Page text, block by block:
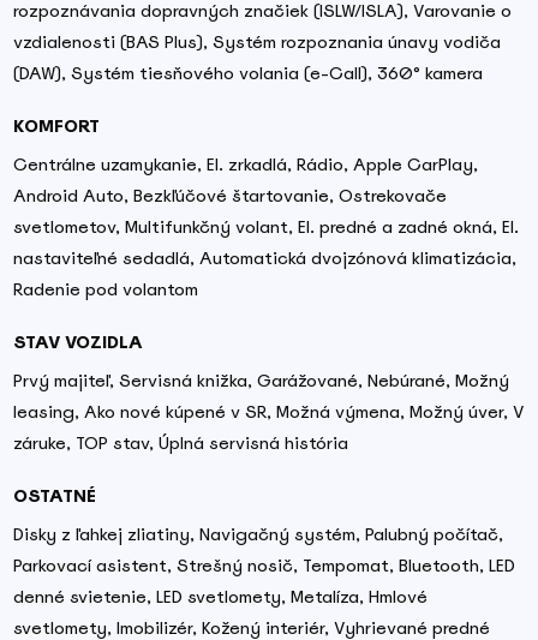
rozpoznávania dopravných značiek (ISLW/ISLA), Varovanie o
vzdialenosti (BAS Plus), Systém rozpoznania únavy vodiča
(DAW), Systém tiesňového volania (e-Call), 360° kamera
KOMFORT
Centrálne uzamykanie, El. zrkadlá, Rádio, Apple CarPlay,
Android Auto, Bezkľúčové štartovanie, Ostrekovače
svetlometov, Multifunkčný volant, El. predné a zadné okná, El.
nastaviteľné sedadlá, Automatická dvojzónová klimatizácia,
Radenie pod volantom
STAV VOZIDLA
Prvý majiteľ, Servisná knižka, Garážované, Nebúrané, Možný
leasing, Ako nové kúpené v SR, Možná výmena, Možný úver, V
záruke, TOP stav, Úplná servisná história
OSTATNÉ
Disky z ľahkej zliatiny, Navigačný systém, Palubný počítač,
Parkovací asistent, Strešný nosič, Tempomat, Bluetooth, LED
denné svietenie, LED svetlomety, Metalíza, Hmlové
svetlomety, Imobilizér, Kožený interiér, Vyhrievané predné